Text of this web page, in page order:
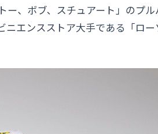
ー、ボブ、スチュアート」のプ
ニエンスストア大手である「ロ